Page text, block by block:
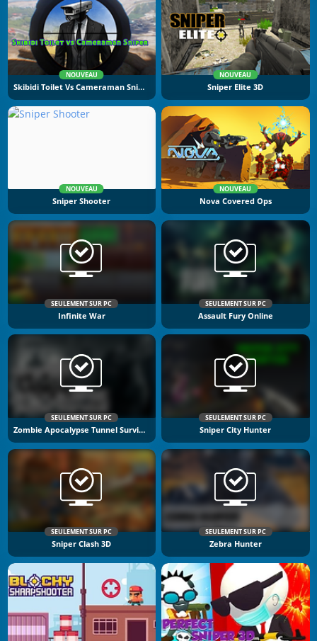
NOUVEAU
Skibidi Toilet Vs Cameraman Sniper
NOUVEAU
Sniper Elite 3D
NOUVEAU
Sniper Shooter
NOUVEAU
Nova Covered Ops
SEULEMENT SUR PC
Infinite War
SEULEMENT SUR PC
Assault Fury Online
SEULEMENT SUR PC
Zombie Apocalypse Tunnel Survival
SEULEMENT SUR PC
Sniper City Hunter
SEULEMENT SUR PC
Sniper Clash 3D
SEULEMENT SUR PC
Zebra Hunter